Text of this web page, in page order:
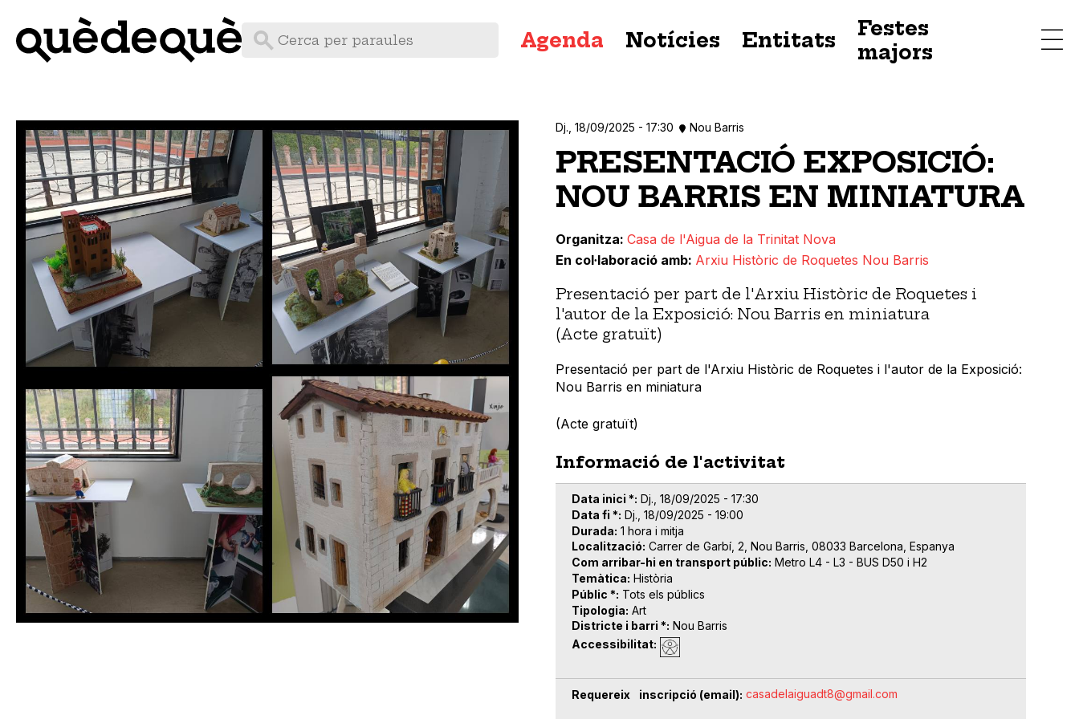
principal
Agenda Notícies Entitats
Festes
majors
Dj., 18/09/2025 - 17:30 Nou Barris
PRESENTACIÓ EXPOSICIÓ:
NOU BARRIS EN MINIATURA
Organitza Casa de l'Aigua de la Trinitat Nova
En col·laboració amb Arxiu Històric de Roquetes Nou Barris
Presentació per part de l'Arxiu Històric de Roquetes i
l'autor de la Exposició: Nou Barris en miniatura
(Acte gratuït)
Presentació per part de l'Arxiu Històric de Roquetes i l'autor de la Exposició:
Nou Barris en miniatura
(Acte gratuït)
Informació de l'activitat
Data inici * Dj., 18/09/2025 - 17:30
Data fi * Dj., 18/09/2025 - 19:00
Durada 1 hora i mitja
Localització Carrer de Garbí, 2, Nou Barris, 08033 Barcelona, Espanya
Com arribar-hi en transport públic Metro L4 - L3 - BUS D50 i H2
Temàtica Història
Públic * Tots els públics
Tipologia Art
Districte i barri * Nou Barris
Accessibilitat
Requereix inscripció (email) casadelaiguadt8@gmail.com